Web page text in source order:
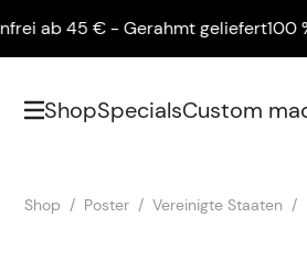
45 € - Gerahmt geliefert100 %
ShopSpecialsCustom
Shop Poster Vereinigte Staaten